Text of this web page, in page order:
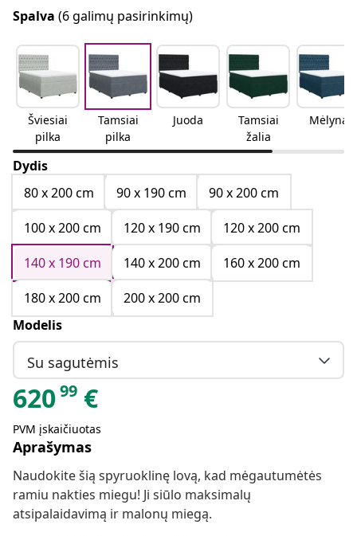
Spalva (6 galimų pasirinkimų)
Šviesiai
pilka
Tamsiai
pilka
Juoda
Tamsiai
žalia
Mėlyna
Dydis
80 x 200 cm
90 x 190 cm
90 x 200 cm
100 x 200 cm
120 x 190 cm
120 x 200 cm
140 x 190 cm
140 x 200 cm
160 x 200 cm
180 x 200 cm
200 x 200 cm
Modelis
Su sagutėmis
62099 €
PVM įskaičiuotas
Aprašymas
Naudokite šią spyruoklinę lovą, kad mėgautumėtės
ramiu nakties miegu! Ji siūlo maksimalų
atsipalaidavimą ir malonų miegą.